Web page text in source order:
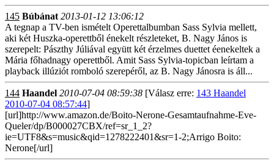
145 Búbánat 2013-01-12 13:06:12
A tegnap a TV-ben ismételt Operettalbumban Sass Sylvia mellett,
aki két Huszka-operettből énekelt részleteket, B. Nagy János is
szerepelt: Pászthy Júliával együtt két érzelmes duettet éenekeltek a
Mária főhadnagy operettből. Amit Sass Sylvia-topicban leírtam a
playback illúziót romboló szerepéről, az B. Nagy Jánosra is áll...
144 Haandel 2010-07-04 08:59:38 [Válasz erre: 143 Haandel
2010-07-04 08:57:44]
[url]http://www.amazon.de/Boito-Nerone-Gesamtaufnahme-Eve-
Queler/dp/B000027CBX/ref=sr_1_2?
ie=UTF8&s=music&qid=1278222401&sr=1-2;Arrigo Boito:
Nerone[/url]